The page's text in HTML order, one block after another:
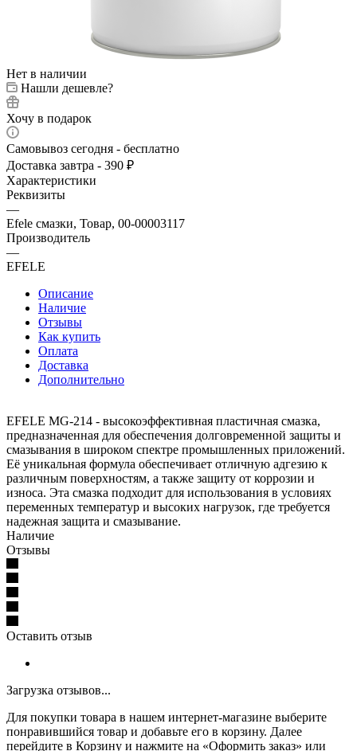
Нет в наличии
Нашли дешевле?
Хочу в подарок
Самовывоз сегодня - бесплатно
Доставка завтра - 390 ₽
Характеристики
Реквизиты
—
Efele смазки, Товар, 00-00003117
Производитель
—
EFELE
Описание
Наличие
Отзывы
Как купить
Оплата
Доставка
Дополнительно
EFELE MG-214 - высокоэффективная пластичная смазка,
предназначенная для обеспечения долговременной защиты и
смазывания в широком спектре промышленных приложений.
Её уникальная формула обеспечивает отличную адгезию к
различным поверхностям, а также защиту от коррозии и
износа. Эта смазка подходит для использования в условиях
переменных температур и высоких нагрузок, где требуется
надежная защита и смазывание.
Наличие
Отзывы
Оставить отзыв
Загрузка отзывов...
Для покупки товара в нашем интернет-магазине выберите
понравившийся товар и добавьте его в корзину. Далее
перейдите в Корзину и нажмите на «Оформить заказ» или